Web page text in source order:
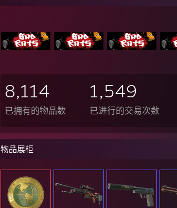
8,114
已拥有的物品数
1,549
已进行的交易次数
物品展柜